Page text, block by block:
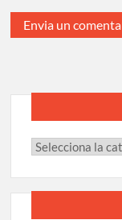
Categories